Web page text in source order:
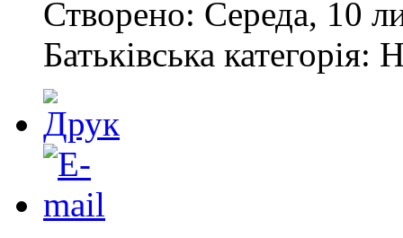
Створено: Середа, 10
Батьківська категорія: